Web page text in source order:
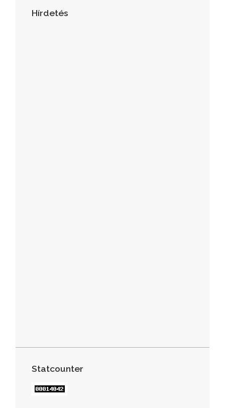
Hírdetés
Statcounter